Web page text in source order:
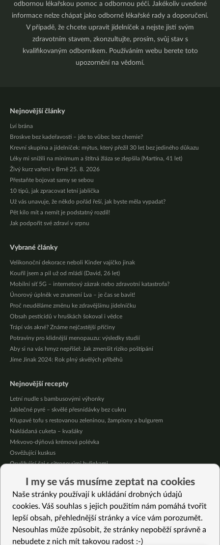
odbornou lékařskou pomoc a odbornou péči. Jakékoliv uvedené
informace nelze chápat jako odborné lékařské rady a doporučení.
V případě, že chcete upravit jídelníček a nejste jistí svým
zdravotním stavem, zkonzultujte, prosím, svůj stav s
kvalifikovaným odborníkem. Používáním webu berete toto
upozornění na vědomí.
Nejnovější články
Lví brána
Broskve bez kadeřavosti – jde to vůbec bez chemie?
Krevní skupina a jídelníček: mýtus, který přežil 30 let bez jediného důkazu
Léky mi snížili na minimum a štítná žláza se zlepšila (Martina, 41 let)
Živý kurz vaření v Brně 25. 8. 2026
Přestaňte bojovat samy se sebou
10 tipů, jak zpracovat letní jablíčka
Už vás unavuje, že někdo pořád řeší, jak byste měla vypadat?
Pět kilo mít a nemít je podstatný rozdíl!
Jak podpořit své zdraví v srpnu
Vybrané články
Velikonoční dekorace neboli Kinder vajíčko jinak
Kouřil jsem a pil už od mládí (David, 26 let)
Mobilní síť 5G – internetový zázrak nebo zdravotní katastrofa?
Únorový úplněk ve znamení Lva – je čas se bavit!
Proč neuděláme změnu ke zdravějšímu jídelníčku
Obsah pesticidů v hruškách šokoval i vědce
Trápí vás akné? Známe nejčastější příčiny
Potraviny pro klidnější menopauzu: výsledky studií
Aby si na vás hmyz nepřišel: Jak zmenšit riziko poštípání
Jíme Jinak 2024: Rok plný skvělých příběhů
Nejnovější recepty
Letní nudle s bambusovými výhonky
Jablečné pyré – skvělé přesnídávky bez cukru
Křupavé tofu s restovanou zeleninou, žampiony a bulgurem
Nakládaná cuketa – kvašáky
Mrkvovo-dýňová krémová polévka
Osvěžující kuskus
Osvěžující čaj s citronovými bylinkami
Čokoládové muffiny s mangovým krémem
Meruňky a jablka v citrónovém želé
Vybrané recepty
Fazolová polévka s koprem
I my se vás musíme zeptat na cookies
Naše stránky používají k ukládání drobných údajů
cookies. Váš souhlas s jejich použitím nám pomáhá tvořit
lepší obsah, přehlednější stránky a více vám porozumět.
Nesouhlas může způsobit, že stránky nepoběží správně a
nebudete z nich mít takovou radost :-)